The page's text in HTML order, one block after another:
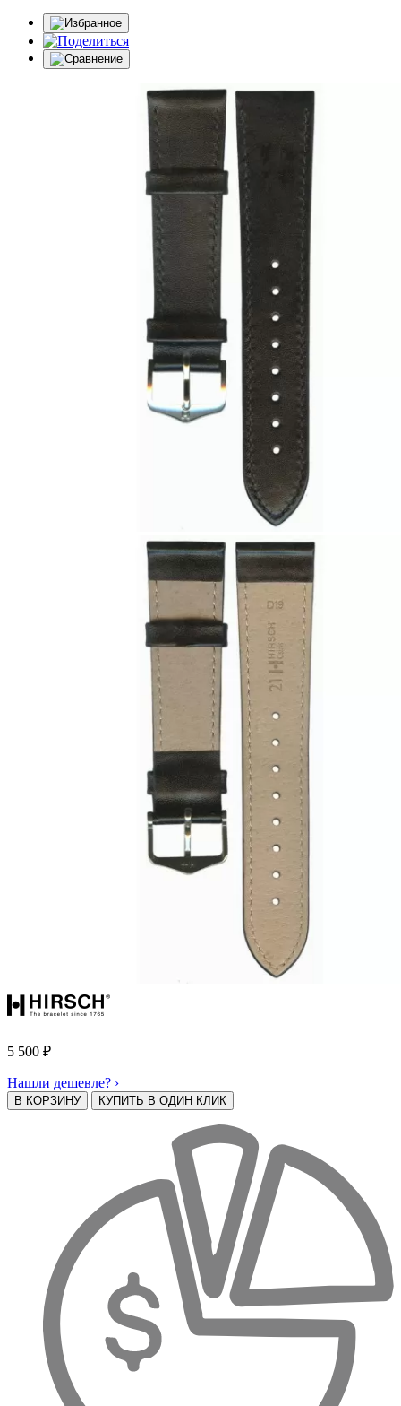
5 500 ₽
Нашли дешевле? ›
В КОРЗИНУ КУПИТЬ В ОДИН КЛИК